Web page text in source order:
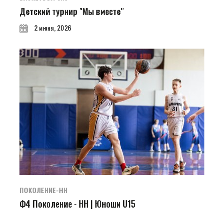
Детский турнир "Мы вместе"
2 июня, 2026
ПОКОЛЕНИЕ-НН
Ф4 Поколение - НН | Юноши U15